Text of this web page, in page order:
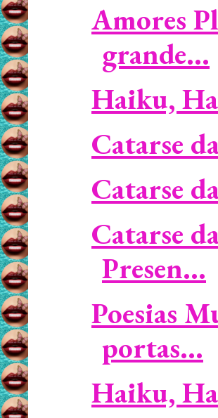
Amores
grande...
Haiku,
Catarse
Catarse
Catarse
Presen...
Poesias
portas...
Haiku,